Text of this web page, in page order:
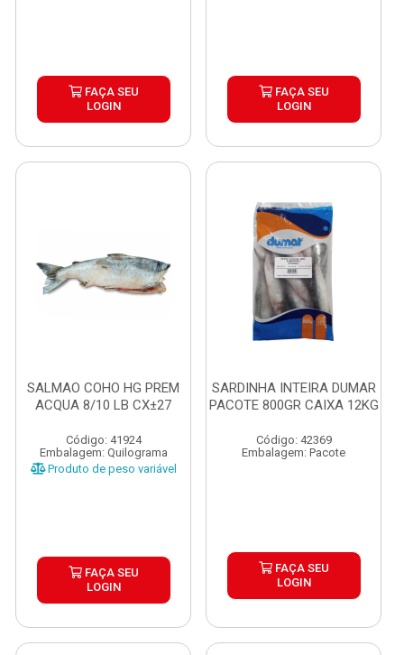
FAÇA SEU
LOGIN
FAÇA SEU
LOGIN
SALMAO COHO HG PREM
ACQUA 8/10 LB CX±27
Código: 41924
Embalagem: Quilograma
Produto de peso variável
FAÇA SEU
LOGIN
SARDINHA INTEIRA DUMAR
PACOTE 800GR CAIXA 12KG
Código: 42369
Embalagem: Pacote
FAÇA SEU
LOGIN